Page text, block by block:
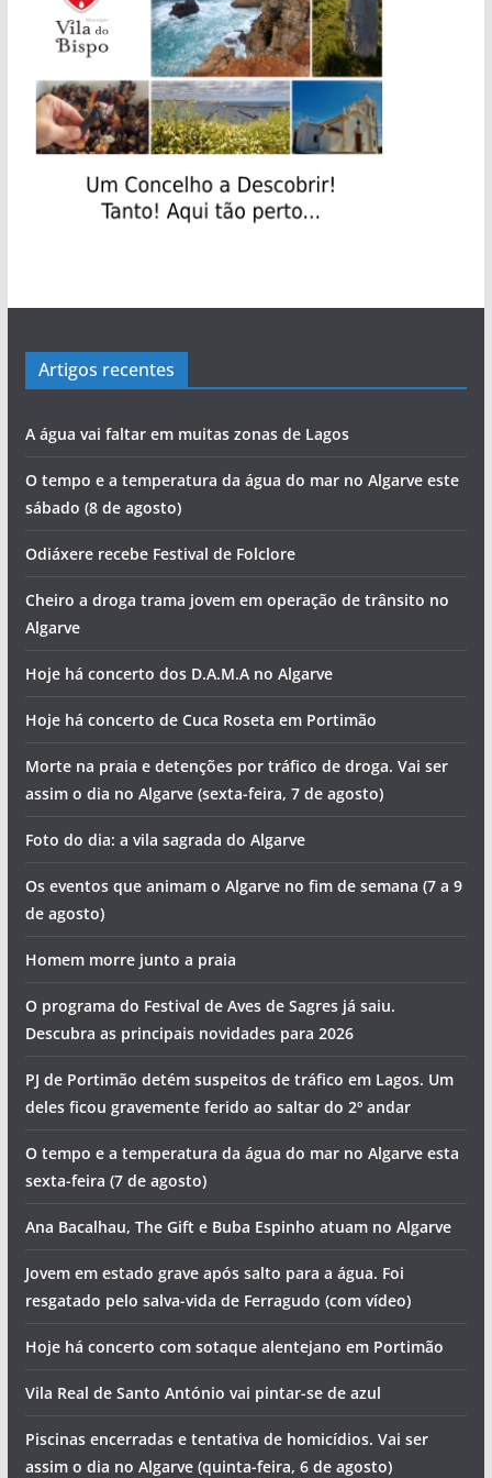
evolução de Alvor
Rocha com escala no Alasca
Cândido Glória
‘roubar’ a Junta de Portimão ao PS
bacalhau
povo às assembleias políticas
perdida”
Artigos recentes
A água vai faltar em muitas zonas de Lagos
O tempo e a temperatura da água do mar no Algarve este
sábado (8 de agosto)
Odiáxere recebe Festival de Folclore
Cheiro a droga trama jovem em operação de trânsito no
Algarve
Hoje há concerto dos D.A.M.A no Algarve
Hoje há concerto de Cuca Roseta em Portimão
Morte na praia e detenções por tráfico de droga. Vai ser
assim o dia no Algarve (sexta-feira, 7 de agosto)
Foto do dia: a vila sagrada do Algarve
Os eventos que animam o Algarve no fim de semana (7 a 9
de agosto)
Homem morre junto a praia
O programa do Festival de Aves de Sagres já saiu.
Descubra as principais novidades para 2026
PJ de Portimão detém suspeitos de tráfico em Lagos. Um
deles ficou gravemente ferido ao saltar do 2º andar
O tempo e a temperatura da água do mar no Algarve esta
sexta-feira (7 de agosto)
Ana Bacalhau, The Gift e Buba Espinho atuam no Algarve
Jovem em estado grave após salto para a água. Foi
resgatado pelo salva-vida de Ferragudo (com vídeo)
Hoje há concerto com sotaque alentejano em Portimão
Vila Real de Santo António vai pintar-se de azul
Piscinas encerradas e tentativa de homicídios. Vai ser
assim o dia no Algarve (quinta-feira, 6 de agosto)